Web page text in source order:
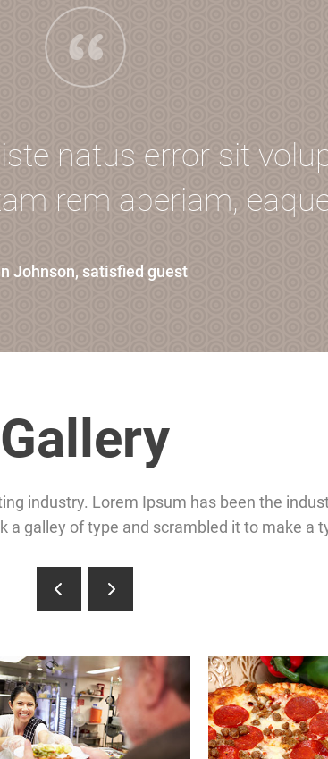
natus error sit
rem aperiam,
Johnson, satisfied guest
Gallery
industry. Lorem Ipsum has been the
a galley of type and scrambled it to make a